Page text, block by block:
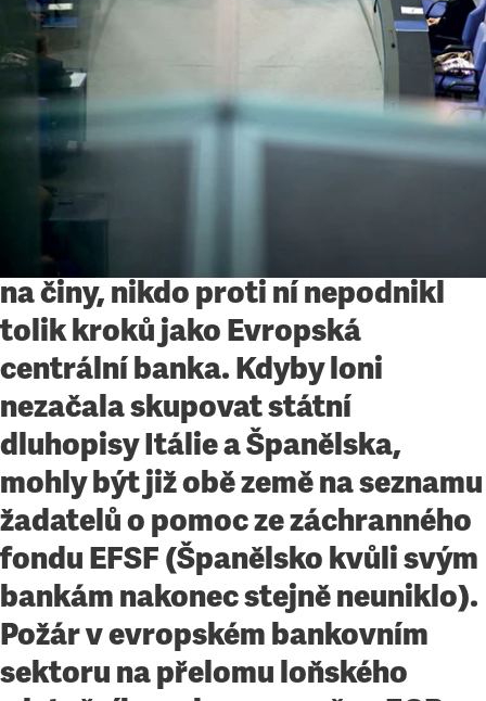
Evropská centrální banka zachraňuje eurozónu,
ocitá se však v dilematu
David Marek
Dluhovou krizi v eurozóně
donekonečna řeší politici
i ekonomové, ale když přijde
na činy, nikdo proti ní nepodnikl
tolik kroků jako Evropská
centrální banka. Kdyby loni
nezačala skupovat státní
dluhopisy Itálie a Španělska,
mohly být již obě země na seznamu
žadatelů o pomoc ze záchranného
fondu EFSF (Španělsko kvůli svým
bankám nakonec stejně neuniklo).
Požár v evropském bankovním
sektoru na přelomu loňského